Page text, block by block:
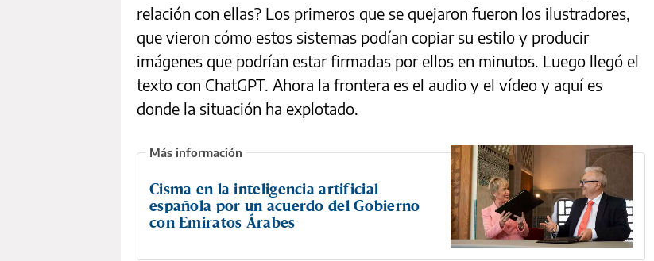
relación con ellas? Los primeros que se quejaron fueron los ilustradores,
que vieron cómo estos sistemas podían copiar su estilo y producir
imágenes que podrían estar firmadas por ellos en minutos. Luego llegó el
texto con ChatGPT. Ahora la frontera es el audio y el vídeo y aquí es
donde la situación ha explotado.
Cisma en la inteligencia artificial
española por un acuerdo del Gobierno
con Emiratos Árabes